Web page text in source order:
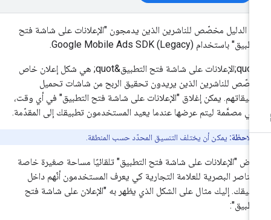
الدليل مخصّص للناشرين الذين يدمجون "الإعلانات على شاشة فتح
باستخدامGoogle Mobile Ads SDK (Legacy)
.
&quot;الإعلانات على شاشة فتح التطبيق&quot; هي شكل إعلان خاص
للناشرين الذين يريدون تحقيق الربح من شاشات تحميل
يمكن إغلاق "الإعلانات على شاشة فتح التطبيق" في أي وقت،
مصمَّمة ليتم عرضها عندما يعيد المستخدمون تطبيقك إلى المقدّمة.
ملاحظة:يمكن أن يختلف التنسيق المحدّد حسب المنطقة.
"الإعلانات على شاشة فتح التطبيق" تلقائيًا مساحة صغيرة خاصة
البصرية للعلامة التجارية كي يعرف المستخدمون أنّهم داخل
إليك مثال على الشكل الذي يظهر به "الإعلان على شاشة فتح